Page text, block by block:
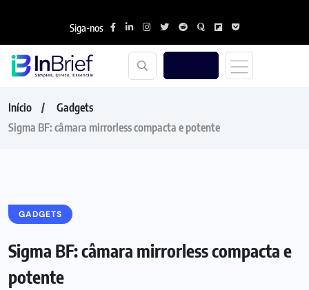
Siga-nos
Início
Gadgets
Sigma BF: câmara mirrorless compacta e potente
GADGETS
Sigma BF: câmara mirrorless compacta e
potente